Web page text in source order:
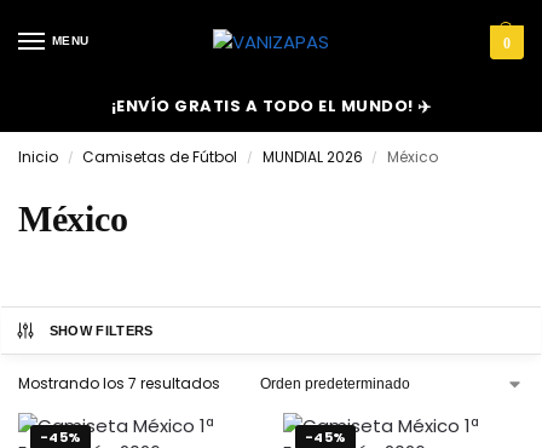
MENU 0
¡ENVÍO GRATIS A TODO EL MUNDO! ✈️
Inicio / Camisetas de Fútbol / MUNDIAL 2026 / México
México
SHOW FILTERS
Mostrando los 7 resultados
-45% -45%